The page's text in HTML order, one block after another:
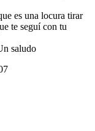
es una locura tirar
te seguí con tu
saludo